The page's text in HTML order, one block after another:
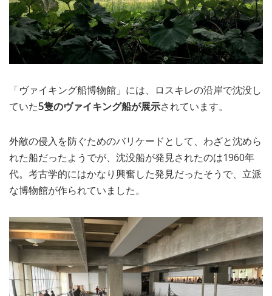
「ヴァイキング船博物館」には、ロスキレの沿岸で沈没し
ていた5隻のヴァイキング船が展示されています。
外敵の侵入を防ぐためのバリケードとして、わざと沈めら
れた船だったようでが、沈没船が発見されたのは1960年
代。考古学的にはかなり興奮した発見だったそうで、立派
な博物館が作られていました。